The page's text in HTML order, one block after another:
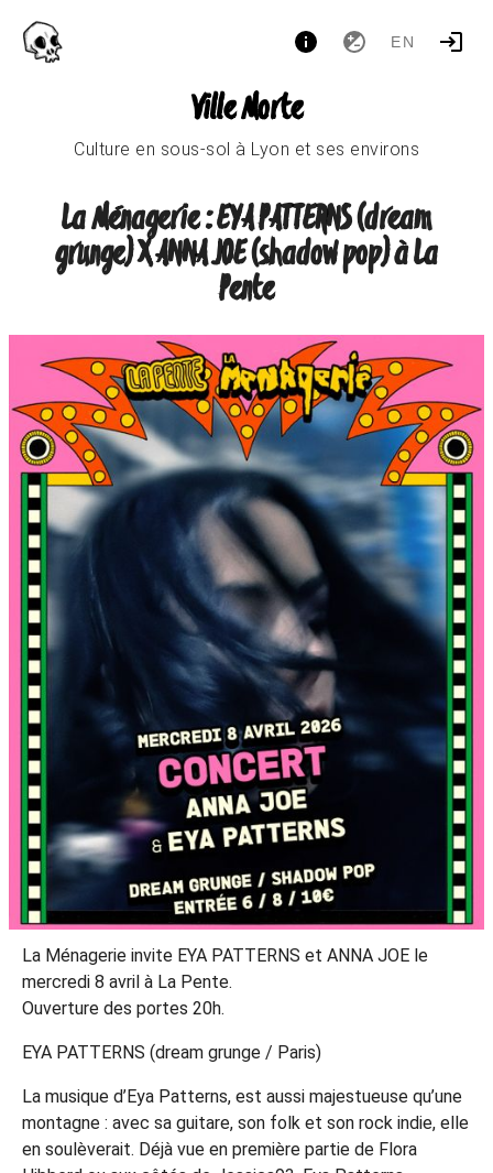
EN
Ville Morte
Culture en sous-sol à Lyon et ses environs
La Ménagerie : EYA PATTERNS (dream
grunge) X ANNA JOE (shadow pop) à La
Pente
La Ménagerie invite EYA PATTERNS et ANNA JOE le
mercredi 8 avril à La Pente.
Ouverture des portes 20h.
EYA PATTERNS (dream grunge / Paris)
La musique d’Eya Patterns, est aussi majestueuse qu’une
montagne : avec sa guitare, son folk et son rock indie, elle
en soulèverait. Déjà vue en première partie de Flora